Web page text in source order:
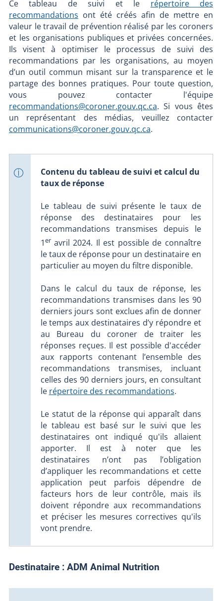
Ce tableau de suivi et le répertoire des
recommandations ont été créés afin de mettre en
valeur le travail de prévention réalisé par les coroners
et les organisations publiques et privées concernées.
Ils visent à optimiser le processus de suivi des
recommandations par les organisations, au moyen
d’un outil commun misant sur la transparence et le
partage des bonnes pratiques. Pour toute question,
vous pouvez contacter l'équipe
recommandations@coroner.gouv.qc.ca. Si vous êtes
un représentant des médias, veuillez contacter
communications@coroner.gouv.qc.ca.
Contenu du tableau de suivi et calcul du
taux de réponse
Le tableau de suivi présente le taux de
réponse des destinataires pour les
recommandations transmises depuis le
1eravril 2024. Il est possible de connaître
le taux de réponse pour un destinataire en
particulier au moyen du filtre disponible.
Dans le calcul du taux de réponse, les
recommandations transmises dans les 90
derniers jours sont exclues afin de donner
le temps aux destinataires d’y répondre et
au Bureau du coroner de traiter les
réponses reçues. Il est possible d'accéder
aux rapports contenant l’ensemble des
recommandations transmises, incluant
celles des 90 derniers jours, en consultant
le répertoire des recommandations.
Le statut de la réponse qui apparaît dans
le tableau est basé sur le suivi que les
destinataires ont indiqué qu'ils allaient
apporter. Il est à noter que les
destinataires n’ont pas l’obligation
d’appliquer les recommandations et cette
application peut parfois dépendre de
facteurs hors de leur contrôle, mais ils
doivent répondre aux recommandations
et préciser les mesures correctives qu'ils
vont prendre.
Destinataire :ADM Animal Nutrition